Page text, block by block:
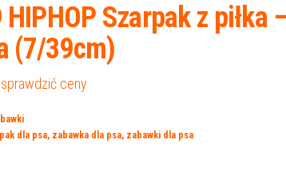
Szarpak z piłka
(7/39cm)
ceny
dla psa, zabawka dla psa, zabawki dla psa